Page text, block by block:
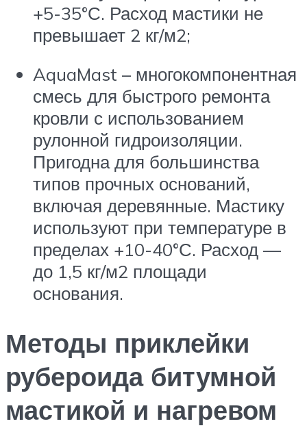
+5-35°С. Расход мастики не
превышает 2 кг/м2;
AquaMast – многокомпонентная
смесь для быстрого ремонта
кровли с использованием
рулонной гидроизоляции.
Пригодна для большинства
типов прочных оснований,
включая деревянные. Мастику
используют при температуре в
пределах +10-40°С. Расход —
до 1,5 кг/м2 площади
основания.
Методы приклейки
рубероида битумной
мастикой и нагревом